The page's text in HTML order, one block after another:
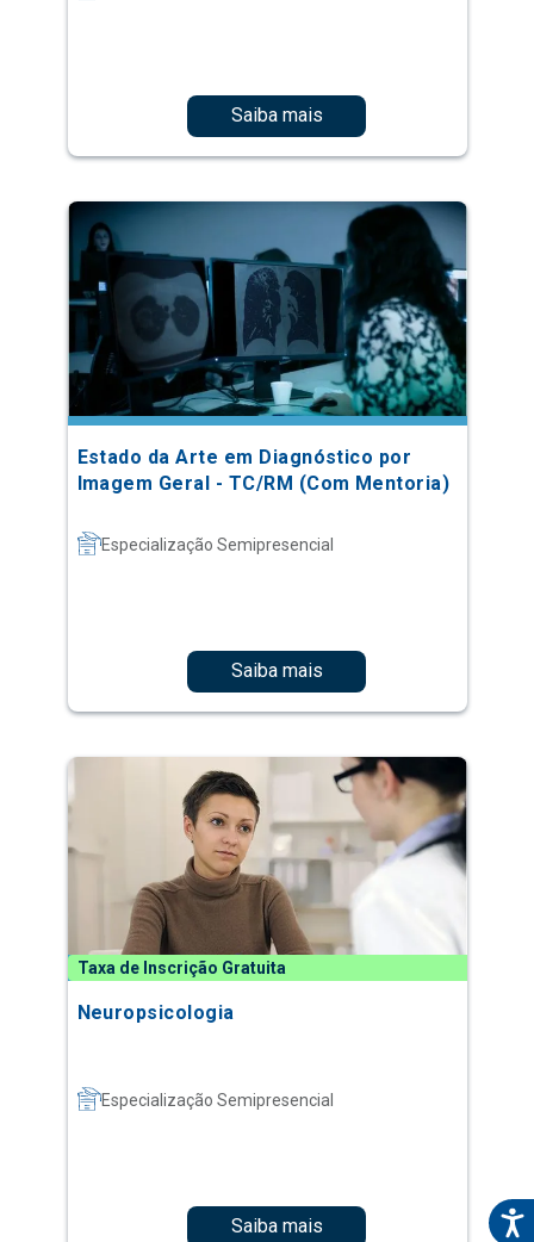
Saiba mais
Estado da Arte em Diagnóstico por
Imagem Geral - TC/RM (Com Mentoria)
Especialização Semipresencial
Saiba mais
Taxa de Inscrição Gratuita
Neuropsicologia
Especialização Semipresencial
Saiba mais